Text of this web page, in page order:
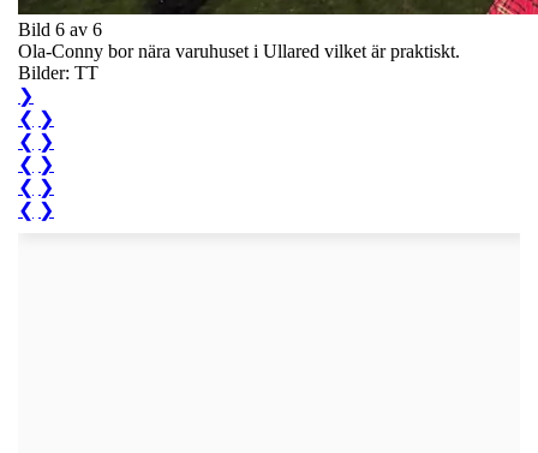
Bild 6 av 6
Ola-Conny bor nära varuhuset i Ullared vilket är praktiskt.
Bilder: TT
❯
❮ ❯
❮ ❯
❮ ❯
❮ ❯
❮ ❯